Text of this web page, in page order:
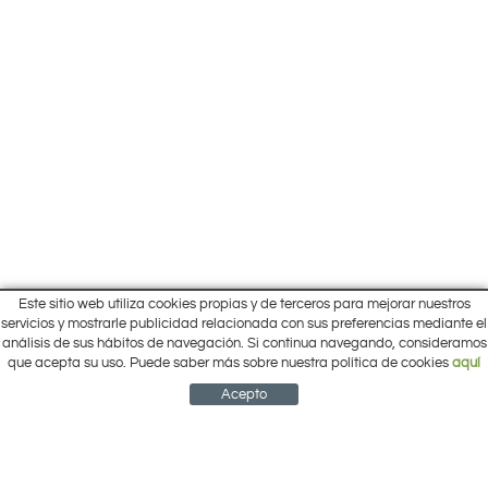
Inicio
Ofertas
Marcas
Pol. Cantalgallo Calle A Naves 10-12
ARACENA (Huelva)
959 12 63 64
info@electrobricogarden.com
CUENTA CESTA
Este sitio web utiliza cookies propias y de terceros para mejorar nuestros
servicios y mostrarle publicidad relacionada con sus preferencias mediante el
análisis de sus hábitos de navegación. Si continua navegando, consideramos
que acepta su uso. Puede saber más sobre nuestra política de cookies aquí
Acepto